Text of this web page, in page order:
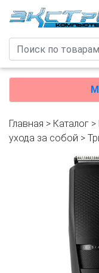
Главная > Каталог >
ухода за собой >